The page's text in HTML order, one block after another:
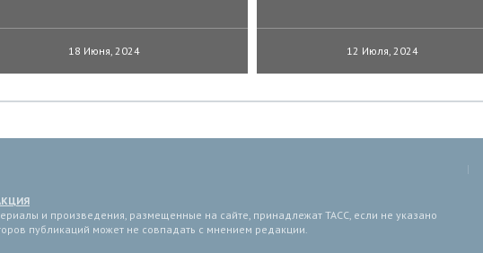
18 Июня, 2024 12 Июля, 2024
и произведения, размещенные на сайте, принадлежат ТАСС, если не указано
публикаций может не совпадать с мнением редакции.